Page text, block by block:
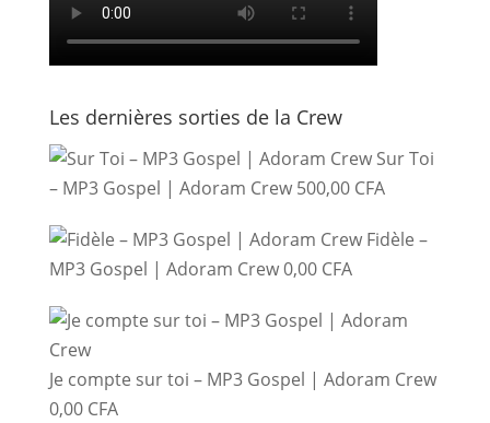
Les dernières sorties de la Crew
Sur Toi
– MP3 Gospel | Adoram Crew 500,00 CFA
Fidèle –
MP3 Gospel | Adoram Crew0,00 CFA
Je compte sur toi – MP3 Gospel | Adoram Crew
0,00 CFA